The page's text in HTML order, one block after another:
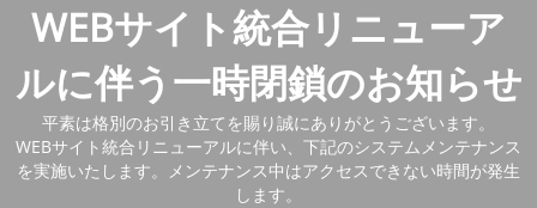
WEBサイト統合リニューア
ルに伴う一時閉鎖のお知らせ
平素は格別のお引き立てを賜り誠にありがとうございます。
WEBサイト統合リニューアルに伴い、下記のシステムメンテナンス
を実施いたします。メンテナンス中はアクセスできない時間が発生
します。